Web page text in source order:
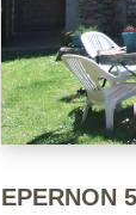
EPERNON